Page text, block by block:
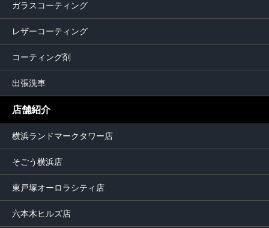
ガラスコーティング
レザーコーティング
コーティング剤
出張洗車
店舗紹介
横浜ランドマークタワー店
そごう横浜店
東戸塚オーロラシティ店
六本木ヒルズ店